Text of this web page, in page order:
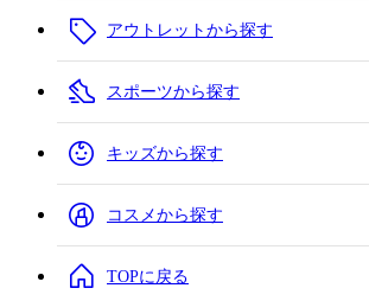
アウトレットから探す
スポーツから探す
キッズから探す
コスメから探す
TOPに戻る